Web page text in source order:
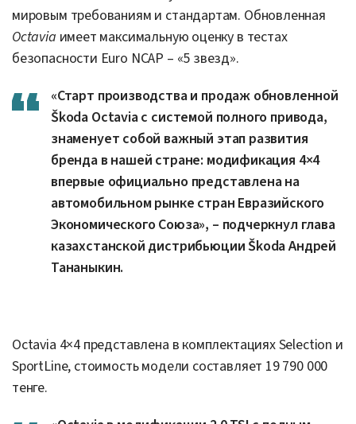
мировым требованиям и стандартам. Обновленная
Octavia имеет максимальную оценку в тестах
безопасности Euro NCAP – «5 звезд».
«Старт производства и продаж обновленной
Škoda Octavia с системой полного привода,
знаменует собой важный этап развития
бренда в нашей стране: модификация 4×4
впервые официально представлена на
автомобильном рынке стран Евразийского
Экономического Союза», – подчеркнул глава
казахстанской дистрибьюции Škoda Андрей
Тананыкин.
Octavia 4×4 представлена в комплектациях Selection и
SportLine, стоимость модели составляет 19 790 000
тенге.